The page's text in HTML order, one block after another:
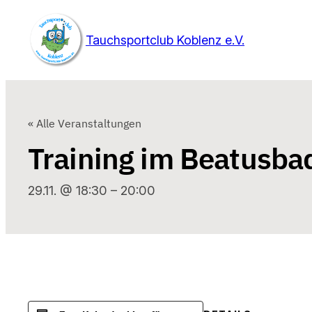
Tauchsportclub Koblenz e.V.
« Alle Veranstaltungen
Training im
29.11. @ 18:30 – 20:00